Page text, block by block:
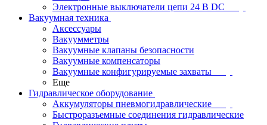
Электронные выключатели цепи 24 В DC
Вакуумная техника
Аксессуары
Вакуумметры
Вакуумные клапаны безопасности
Вакуумные компенсаторы
Вакуумные конфигурируемые захваты
Еще
Гидравлическое оборудование
Аккумуляторы пневмогидравлические
Быстроразъемные соединения гидравлические